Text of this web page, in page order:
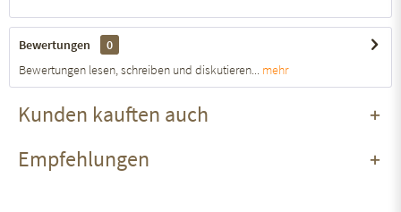
Bewertungen
0
Bewertungen lesen, schreiben und diskutieren... mehr
Kunden kauften auch
Empfehlungen